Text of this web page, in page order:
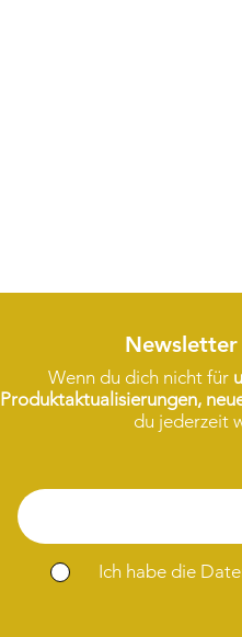
Newsletter
Wenn du dich nicht für
Produktaktualisierungen,
du jederzeit
Ich habe die